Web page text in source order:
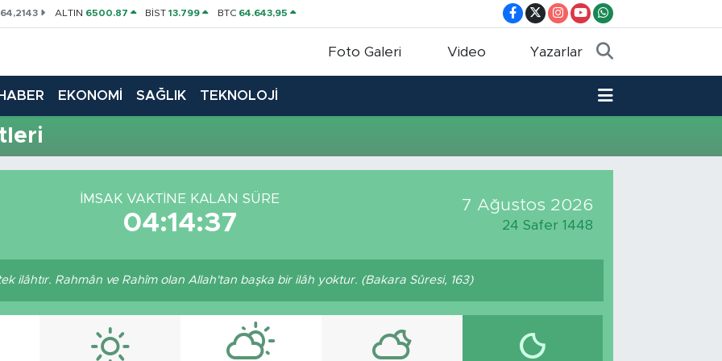
64,2143 ALTIN 6500.87 BİST13.799 BTC 64.643,95
Foto Galeri Video Yazarlar
HABER EKONOMİ SAĞLIK TEKNOLOJİ
İMSAK VAKTINE KALAN SÜRE
04:14:36
7 Ağustos 2026
24 Safer 1448
tek ilâhtır. Rahmân ve Rahîm olan Allah'tan başka bir ilâh yoktur. (Bakara Sûresi, 163)